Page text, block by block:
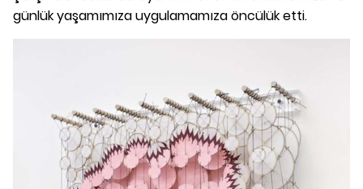
günlük yaşamımıza uygulamamıza öncülük etti.